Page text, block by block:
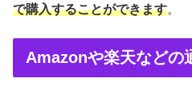
で購入することができます。
Amazonや楽天などの